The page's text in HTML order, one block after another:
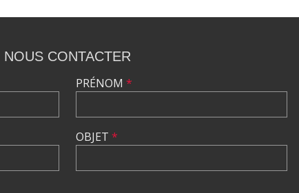
NOUS CONTACTER
PRÉNOM *
OBJET *